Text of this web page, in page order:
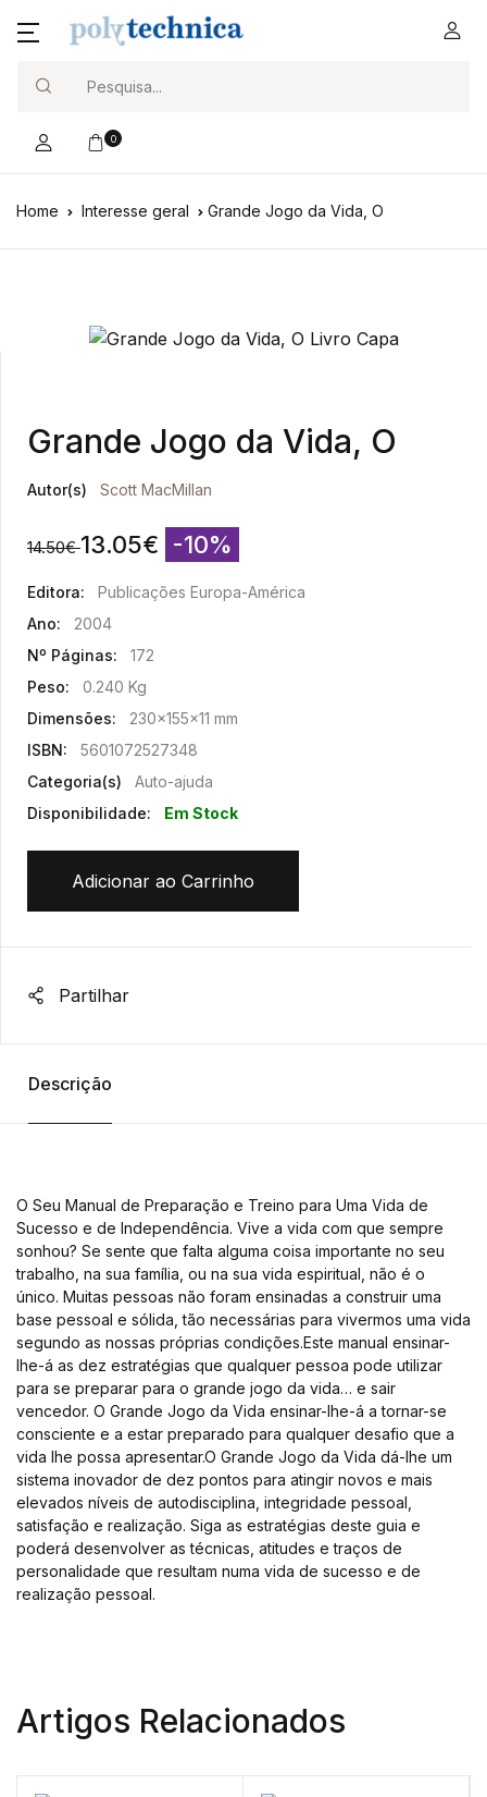
0
Home Interesse geral Grande Jogo da Vida, O
Grande Jogo da Vida, O
Autor(s) Scott MacMillan
14.50€ 13.05€ -10%
Editora:
Publicações Europa-América
Ano:
2004
Nº Páginas:
172
Peso:
0.240 Kg
Dimensões:
230x155x11 mm
ISBN:
5601072527348
Categoria(s)
Auto-ajuda
Disponibilidade:
Em Stock
Adicionar ao Carrinho
Partilhar
Descrição
O Seu Manual de Preparação e Treino para Uma Vida de
Sucesso e de Independência. Vive a vida com que sempre
sonhou? Se sente que falta alguma coisa importante no seu
trabalho, na sua família, ou na sua vida espiritual, não é o
único. Muitas pessoas não foram ensinadas a construir uma
base pessoal e sólida, tão necessárias para vivermos uma vida
segundo as nossas próprias condições.Este manual ensinar-
lhe-á as dez estratégias que qualquer pessoa pode utilizar
para se preparar para o grande jogo da vida… e sair
vencedor. O Grande Jogo da Vida ensinar-lhe-á a tornar-se
consciente e a estar preparado para qualquer desafio que a
vida lhe possa apresentar.O Grande Jogo da Vida dá-lhe um
sistema inovador de dez pontos para atingir novos e mais
elevados níveis de autodisciplina, integridade pessoal,
satisfação e realização. Siga as estratégias deste guia e
poderá desenvolver as técnicas, atitudes e traços de
personalidade que resultam numa vida de sucesso e de
realização pessoal.
Artigos Relacionados